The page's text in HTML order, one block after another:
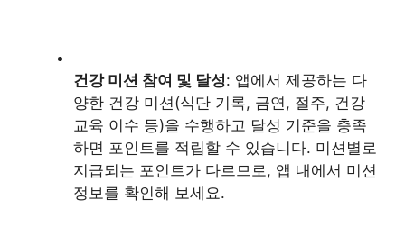
건강 미션 참여 및 달성: 앱에서 제공하는 다
양한 건강 미션(식단 기록, 금연, 절주, 건강
교육 이수 등)을 수행하고 달성 기준을 충족
하면 포인트를 적립할 수 있습니다. 미션별로
지급되는 포인트가 다르므로, 앱 내에서 미션
정보를 확인해 보세요.